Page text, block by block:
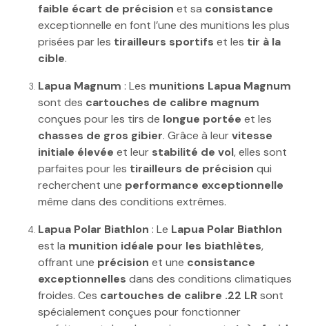
faible écart de précision et sa consistance
exceptionnelle en font l’une des munitions les plus
prisées par les tirailleurs sportifs et les tir à la
cible.
Lapua Magnum : Les munitions Lapua Magnum
sont des cartouches de calibre magnum
conçues pour les tirs de longue portée et les
chasses de gros gibier. Grâce à leurvitesse
initiale élevée et leur stabilité de vol, elles sont
parfaites pour les tirailleurs de précision qui
recherchent une performance exceptionnelle
même dans des conditions extrêmes.
Lapua Polar Biathlon : Le Lapua Polar Biathlon
est la munition idéale pour les biathlètes,
offrant une précision et une consistance
exceptionnelles dans des conditions climatiques
froides. Ces cartouches de calibre .22 LRsont
spécialement conçues pour fonctionner